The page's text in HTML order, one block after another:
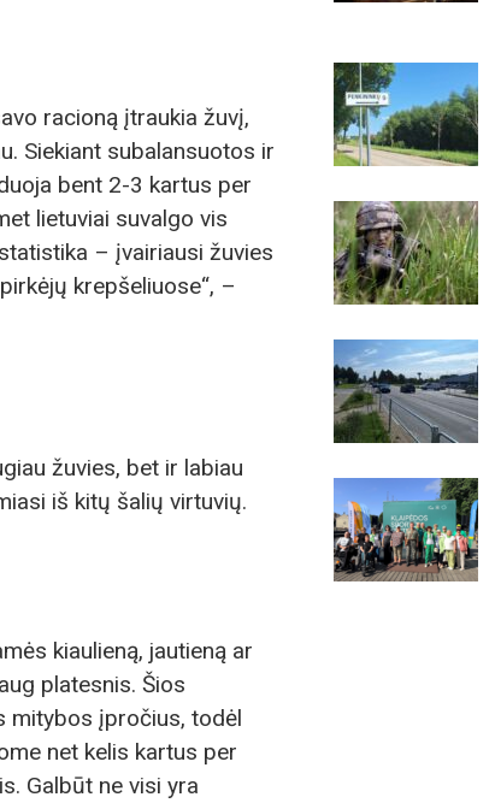
racioną įtraukia žuvį,
Siekiant subalansuotos ir
bent 2-3 kartus per
lietuviai suvalgo vis
– įvairiausi žuvies
krepšeliuose“, –
žuvies, bet ir labiau
iš kitų šalių virtuvių.
kiaulieną, jautieną ar
platesnis. Šios
mitybos įpročius, todėl
net kelis kartus per
Galbūt ne visi yra